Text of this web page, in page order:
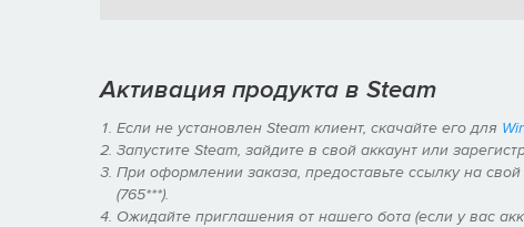
Убивайте быстро и с помощью SSStyle, чтобы
изменения оружия между миссиями.
Освойте множество уровней, чтобы получайте
Исследуйте разнообразные и уникальные условия
скрытых секретов
Активация продукта в Steam
Если не установлен Steam клиент, скачайте его для
Запустите Steam, зайдите в свой аккаунт или
При оформлении заказа, предоставьте ссылку на
(765***).
Ожидайте приглашения от нашего бота (если у вас